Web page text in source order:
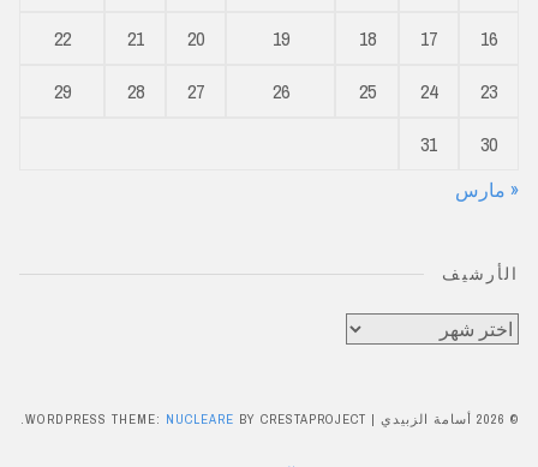
16
17
18
19
20
21
22
23
24
25
26
27
28
29
30
31
« مارس
الأرشيف
الأرشيف
© 2026 أسامة الزبيدي |
WORDPRESS THEME: NUCLEARE BY CRESTAPROJECT.